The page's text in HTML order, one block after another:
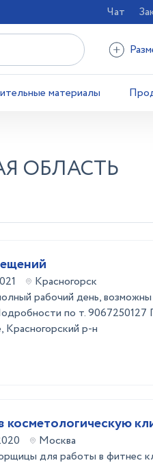
Чат
материалы
ОБЛАСТЬ
Красногорск
рабочий день,
по т. 9067250127
Красногорский р-н
Москва
для работы в фитнес